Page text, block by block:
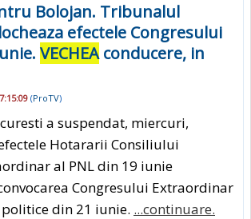
Bolojan. Tribunalul
efectele Congresului
VECHEAconducere, in
(ProTV)
a suspendat, miercuri,
Hotararii Consiliului
al PNL din 19 iunie
Congresului Extraordinar
din 21 iunie. ...continuare.